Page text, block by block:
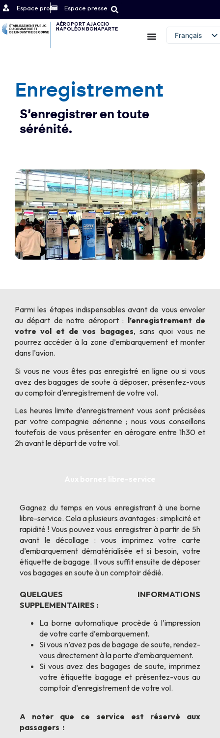
Espace pro Espace presse
AÉROPORT AJACCIO
NAPOLÉON BONAPARTE
Français
Contact
Enregistrement
S’enregistrer en toute
sérénité.
Parmi les étapes indispensables avant de vous envoler
au départ de notre aéroport : l’enregistrement de
votre vol et de vos bagages, sans quoi vous ne
pourrez accéder à la zone d’embarquement et monter
dans l’avion.
Si vous ne vous êtes pas enregistré en ligne ou si vous
avez des bagages de soute à déposer, présentez-vous
au comptoir d’enregistrement de votre vol.
Les heures limite d’enregistrement vous sont précisées
par votre compagnie aérienne ; nous vous conseillons
toutefois de vous présenter en aérogare entre 1h30 et
2h avant le départ de votre vol.
Gagnez du temps en vous enregistrant à une borne
libre-service. Cela a plusieurs avantages : simplicité et
rapidité ! Vous pouvez vous enregistrer à partir de 5h
avant le décollage : vous imprimez votre carte
d’embarquement dématérialisée et si besoin, votre
étiquette de bagage. Il vous suffit ensuite de déposer
vos bagages en soute à un comptoir dédié.
QUELQUES INFORMATIONS
SUPPLEMENTAIRES :
La borne automatique procède à l’impression
de votre carte d’embarquement.
Si vous n’avez pas de bagage de soute, rendez-
vous directement à la porte d’embarquement.
Si vous avez des bagages de soute, imprimez
votre étiquette bagage et présentez-vous au
comptoir d’enregistrement de votre vol.
A noter que ce service est réservé aux
passagers :